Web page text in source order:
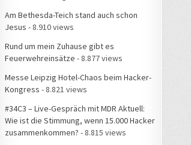
Am Bethesda-Teich stand auch schon
Jesus - 8.910 views
Rund um mein Zuhause gibt es
Feuerwehreinsätze - 8.877 views
Messe Leipzig Hotel-Chaos beim Hacker-
Kongress - 8.821 views
#34C3 – Live-Gespräch mit MDR Aktuell:
Wie ist die Stimmung, wenn 15.000 Hacker
zusammenkommen? - 8.815 views